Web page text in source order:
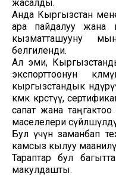
жасалды.
Анда Кыргызстан
ара пайдалуу жана
кызматташууну
белгиленди.
Ал эми,
экспорттоонун
кыргызстандык
көмөк көрсөтүү,
сапат жана
маселелери
Бул үчүн заманбап
камсыз кылуу
Тараптар бул
макулдашты.